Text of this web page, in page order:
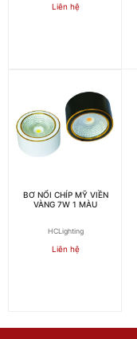
Liên hệ
BƠ NỔI CHÍP MỸ VIỀN
VÀNG 7W 1 MÀU
HCLighting
Liên hệ